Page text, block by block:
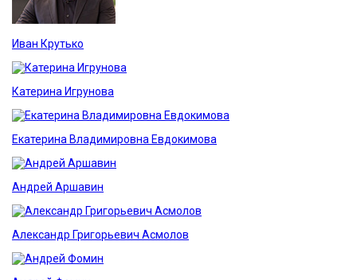
Иван Крутько
Катерина Игрунова
Екатерина Владимировна Евдокимова
Андрей Аршавин
Александр Григорьевич Асмолов